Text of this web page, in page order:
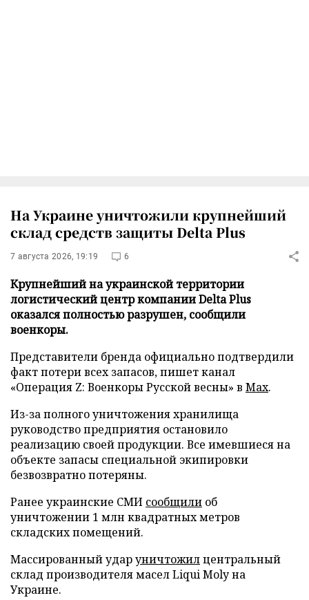
На Украине уничтожили крупнейший
склад средств защиты Delta Plus
7 августа 2026, 19:19 6
Крупнейший на украинской территории
логистический центр компании Delta Plus
оказался полностью разрушен, сообщили
военкоры.
Представители бренда официально подтвердили
факт потери всех запасов, пишет канал
«Операция Z: Военкоры Русской весны» в Max.
Из-за полного уничтожения хранилища
руководство предприятия остановило
реализацию своей продукции. Все имевшиеся на
объекте запасы специальной экипировки
безвозвратно потеряны.
Ранее украинские СМИ сообщили об
уничтожении 1 млн квадратных метров
складских помещений.
Массированный ударуничтожилцентральный
склад производителя масел Liqui Moly на
Украине.